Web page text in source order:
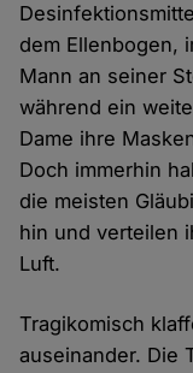
dem Ellenbogen,
Mann an seiner
während ein
Dame ihre
Doch immerhin
die meisten
hin und verteilen
Luft.
Tragikomisch
auseinander. Die